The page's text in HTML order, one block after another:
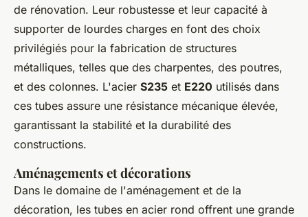
de rénovation. Leur robustesse et leur capacité à
supporter de lourdes charges en font des choix
privilégiés pour la fabrication de structures
métalliques, telles que des charpentes, des poutres,
et des colonnes. L'acier S235 et E220 utilisés dans
ces tubes assure une résistance mécanique élevée,
garantissant la stabilité et la durabilité des
constructions.
Aménagements et décorations
Dans le domaine de l'aménagement et de la
décoration, les tubes en acier rond offrent une grande